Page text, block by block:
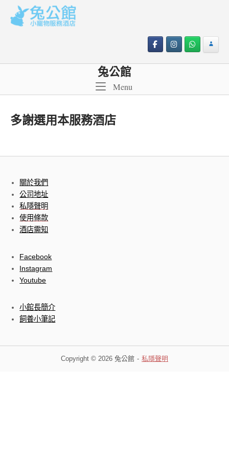
content
兔公館
MenuMenu
多謝選用本服務酒店
關於我們
公司地址
私隱聲明
使用條款
酒店需知
Facebook
Instagram
Youtube
小館長簡介
飼養小筆記
Copyright © 2026 兔公館 私隱聲明